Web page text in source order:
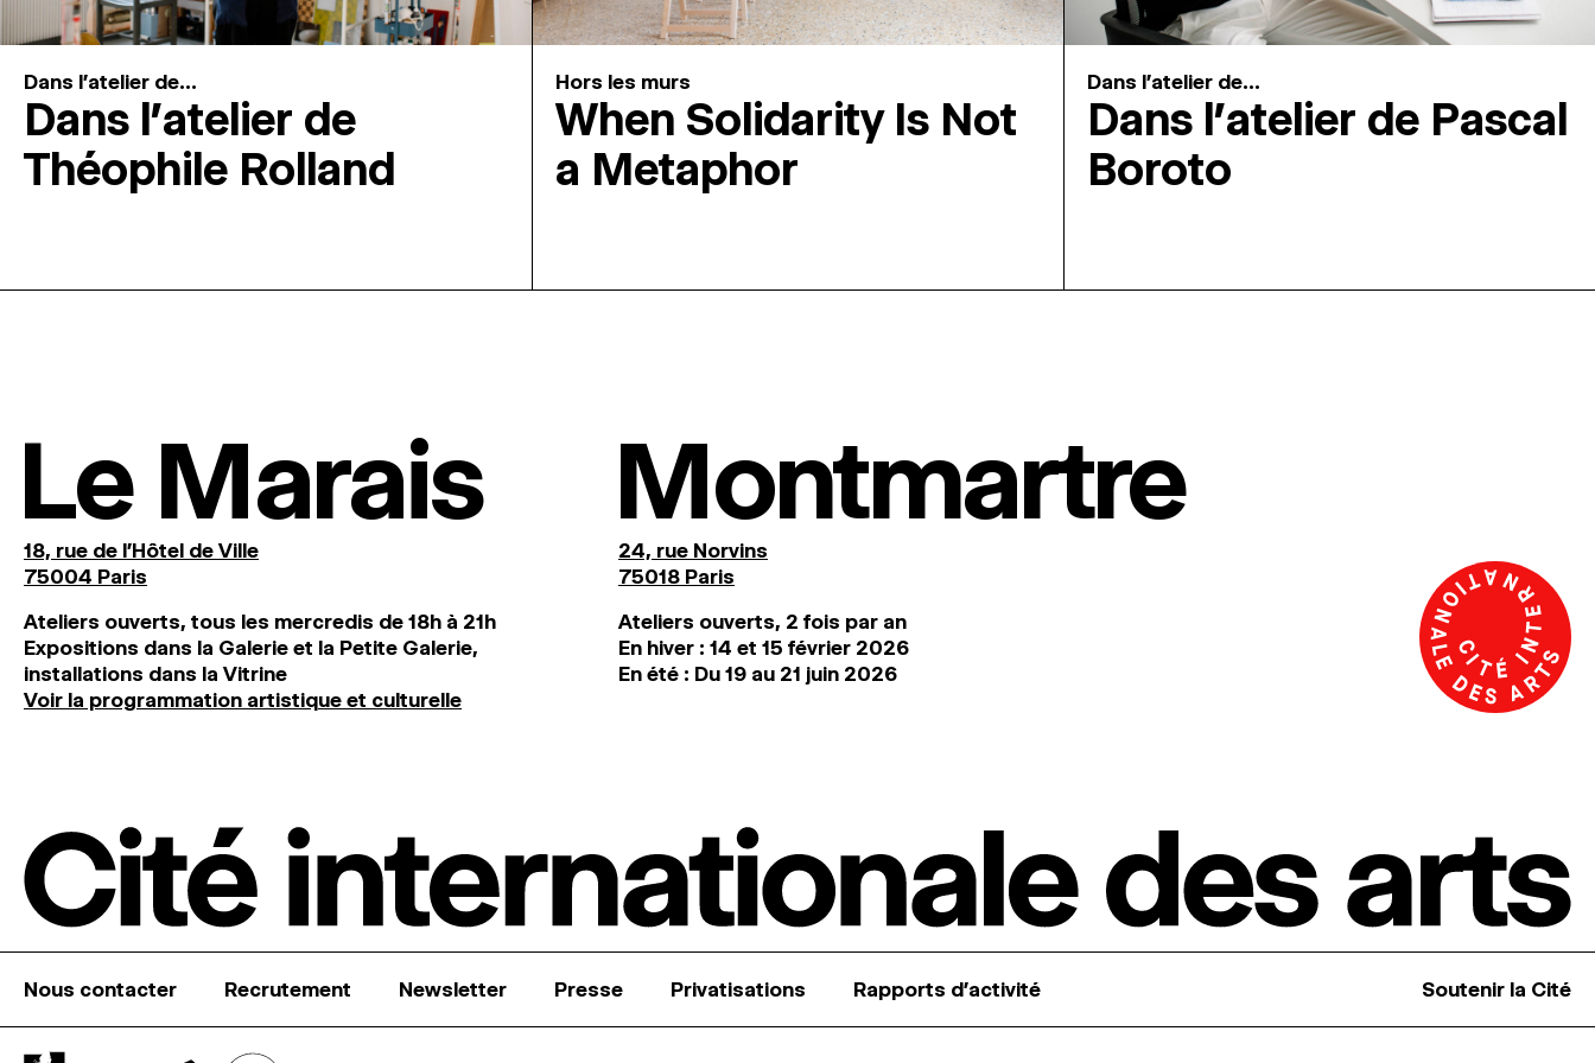
Dans l'atelier de...
Dans l’atelier de
Théophile Rolland
Hors les murs
When Solidarity Is Not
a Metaphor
Dans l'atelier de...
Dans l’atelier de Pascal
Boroto
Le Marais
18, rue de l'Hôtel de Ville
75004 Paris
Ateliers ouverts, tous les mercredis de 18h à 21h
Expositions dans la Galerie et la Petite Galerie,
installations dans la Vitrine
Voir la programmation artistique et culturelle
Montmartre
24, rue Norvins
75018 Paris
Ateliers ouverts, 2 fois par an
En hiver : 14 et 15 février 2026
En été : Du 19 au 21 juin 2026
Nous contacter Recrutement Newsletter Presse Privatisations Rapports d’activité Soutenir la Cité